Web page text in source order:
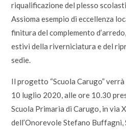
riqualificazione del plesso
Assioma esempio di eccellenza
finitura del complemento
estivi della riverniciatura e del
sedie.
Il progetto “Scuola Carugo”
10 luglio 2020, alle ore 10.30
Scuola Primaria di Carugo, in via
dell’Onorevole Stefano